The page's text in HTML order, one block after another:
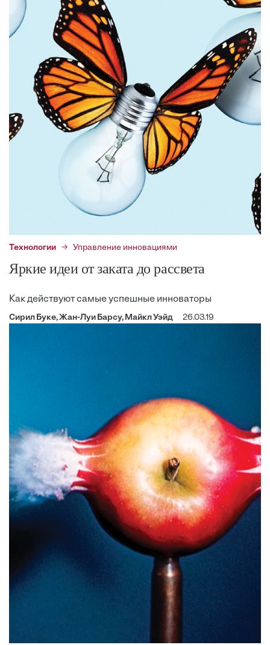
Технологии Управление инновациями
Яркие идеи от заката до рассвета
Как действуют самые успешные инноваторы
Сирил Буке, Жан-Луи Барсу, Майкл Уэйд 26.03.19